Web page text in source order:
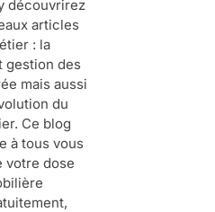
découvrirez
articles
: la
gestion des
mais aussi
du
Ce blog
à tous vous
votre dose